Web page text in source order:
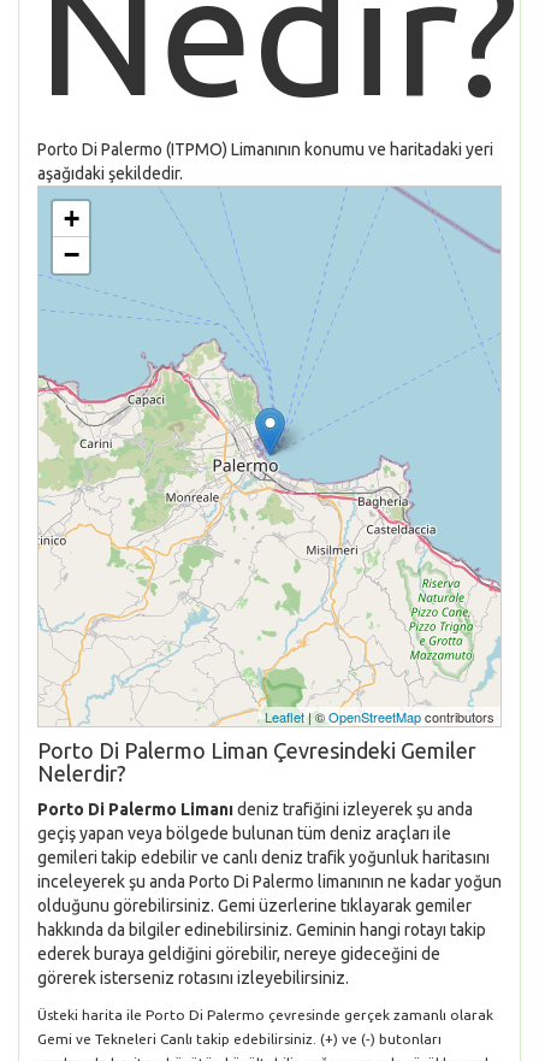
Porto Di Palermo (ITPMO) Limanının konumu ve haritadaki yeri
aşağıdaki şekildedir.
+
−
Leaflet| ©OpenStreetMapcontributors
Porto Di Palermo Liman Çevresindeki Gemiler
Nelerdir?
Porto Di Palermo Limanıdeniz trafiğini izleyerek şu anda
geçiş yapan veya bölgede bulunan tüm deniz araçları ile
gemileri takip edebilir ve canlı deniz trafik yoğunluk haritasını
inceleyerek şu anda Porto Di Palermo limanının ne kadar yoğun
olduğunu görebilirsiniz. Gemi üzerlerine tıklayarak gemiler
hakkında da bilgiler edinebilirsiniz. Geminin hangi rotayı takip
ederek buraya geldiğini görebilir, nereye gideceğini de
görerek isterseniz rotasını izleyebilirsiniz.
Üsteki harita ile Porto Di Palermo çevresinde gerçek zamanlı olarak
Gemi ve Tekneleri Canlı takip edebilirsiniz. (+) ve (-) butonları